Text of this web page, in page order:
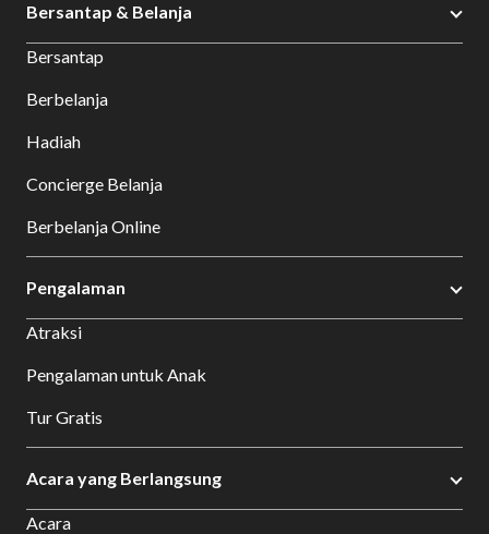
Bersantap & Belanja
Bersantap
Berbelanja
Hadiah
Concierge Belanja
Berbelanja Online
Pengalaman
Atraksi
Pengalaman untuk Anak
Tur Gratis
Acara yang Berlangsung
Acara